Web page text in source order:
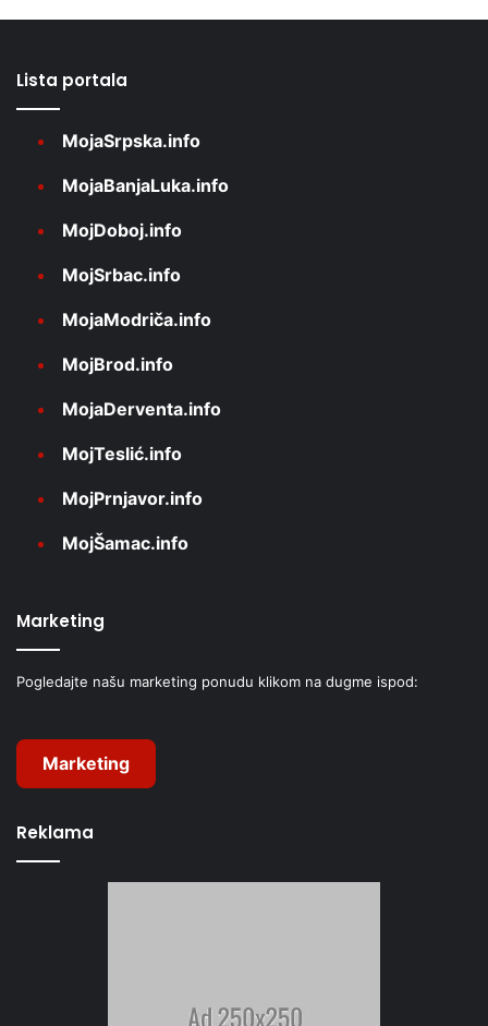
Lista portala
MojaSrpska.info
MojaBanjaLuka.info
MojDoboj.info
MojSrbac.info
MojaModriča.info
MojBrod.info
MojaDerventa.info
MojTeslić.info
MojPrnjavor.info
MojŠamac.info
Marketing
Pogledajte našu marketing ponudu klikom na dugme ispod:
Marketing
Reklama